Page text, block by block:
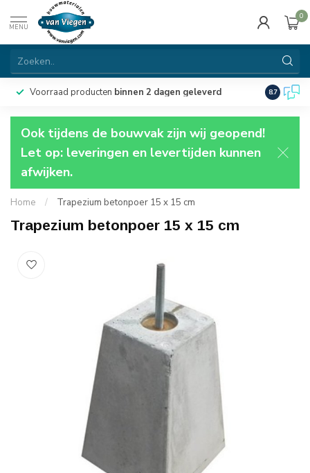
MENU
0
Voorraad producten binnen 2 dagen geleverd 8.7
Ook tijdens de bouwvak zijn wij geopend!
Let op: leveringen en levertijden kunnen
afwijken.
Home / Trapezium betonpoer 15 x 15 cm
Trapezium betonpoer 15 x 15 cm